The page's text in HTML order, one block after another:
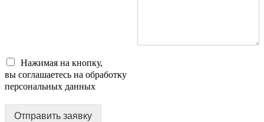
Нажимая на кнопку,
вы соглашаетесь на обработку
персональных данных
Отправить заявку